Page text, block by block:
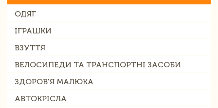
ОДЯГ
ІГРАШКИ
ВЗУТТЯ
ВЕЛОСИПЕДИ ТА ТРАНСПОРТНІ ЗАСОБИ
ЗДОРОВ'Я МАЛЮКА
АВТОКРІСЛА